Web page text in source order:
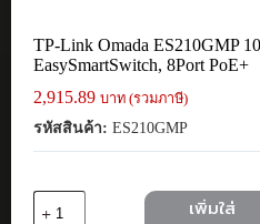
TP-Link Omada ES210GMP
EasySmartSwitch, 8Port PoE+
2,915.89 บาท (รวมภาษี)
รหัสสินค้า: ES210GMP
เพิ่มใส่